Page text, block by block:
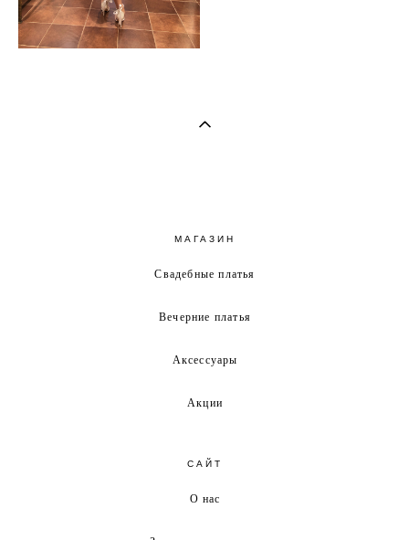
МАГАЗИН
Свадебные платья
Вечерние платья
Аксессуары
Акции
САЙТ
О нас